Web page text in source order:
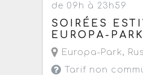
de 09h à 23h59
SOIRÉES
EUROPA-PARK
Europa-Park,
Tarif non